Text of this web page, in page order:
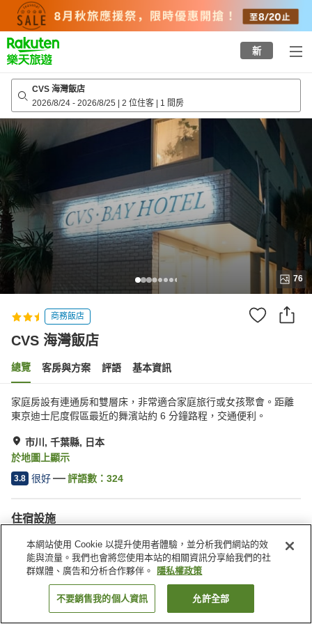
top
page
新
CVS 海灣飯店
2026/8/24 - 2026/8/25 | 2 位住客 | 1 間房
76
商務飯店
CVS 海灣飯店
總覽 客房與方案 評語 基本資訊
家庭房設有連通房和雙層床，非常適合家庭旅行或女孩聚會。距離
東京迪士尼度假區最近的舞濱站約 6 分鐘路程，交通便利。
市川, 千葉縣, 日本
於地圖上顯示
3.8 很好 評語數： 324
住宿設施
停車場
自動販賣機
付費洗衣房
24 小時服務櫃台
找客房
本網站使用 Cookie 以提升使用者體驗，並分析我們網站的效
能與流量。我們也會將您使用本站的相關資訊分享給我們的社
群媒體、廣告和分析合作夥伴。
隱私權政策
不要銷售我的個人資訊 允許全部